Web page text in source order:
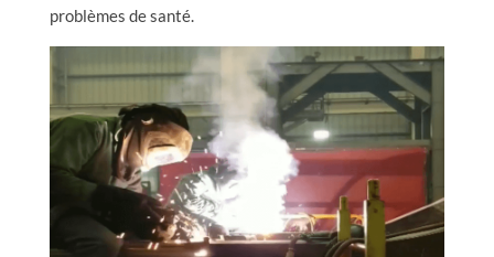
problèmes de santé.